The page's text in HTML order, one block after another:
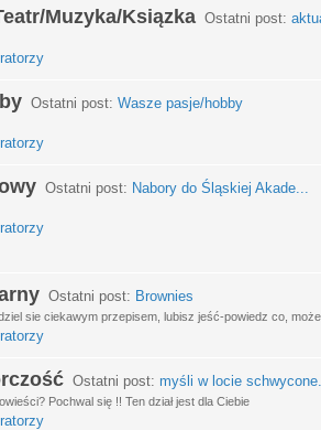
Muzyka/Ksiązka Ostatni post:
Ostatni post: Wasze pasje/hobby
Ostatni post: Nabory do Śląskiej Akade...
Ostatni post: Brownies
sie ciekawym przepisem, lubisz jeść-powiedz co,
Ostatni post: myśli w locie
Pochwal się !! Ten dział jest dla Ciebie